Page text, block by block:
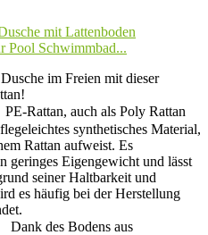
mit Lattenboden
Pool Schwimmbad...
im Freien mit dieser
Rattan, auch als Poly Rattan
synthetisches Material,
Rattan aufweist. Es
geringes Eigengewicht und lässt
seiner Haltbarkeit und
es häufig bei der Herstellung
Dank des Bodens aus